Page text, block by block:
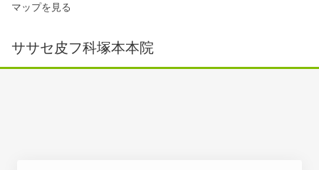
マップを見る
ササセ皮フ科塚本本院